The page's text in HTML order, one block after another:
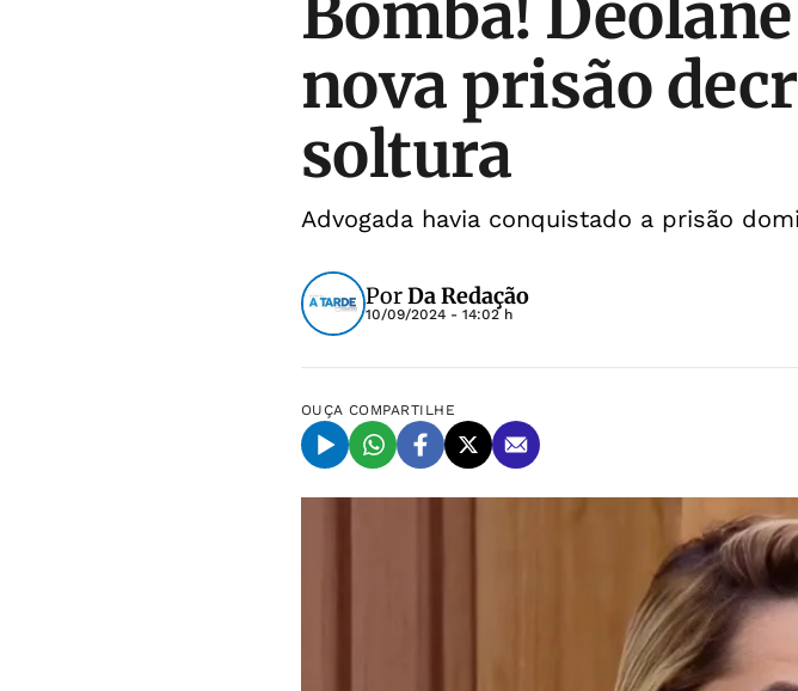
Bomba!
nova prisão
soltura
Advogada havia conquistado a prisão
PorDa Redação
10/09/2024 - 14:02 h
OUÇA COMPARTILHE